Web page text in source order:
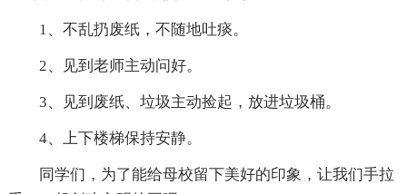
1、不乱扔废纸，不随地吐痰。
2、见到老师主动问好。
3、见到废纸、垃圾主动捡起，放进垃圾桶。
4、上下楼梯保持安静。
同学们，为了能给母校留下美好的印象，让我们手拉